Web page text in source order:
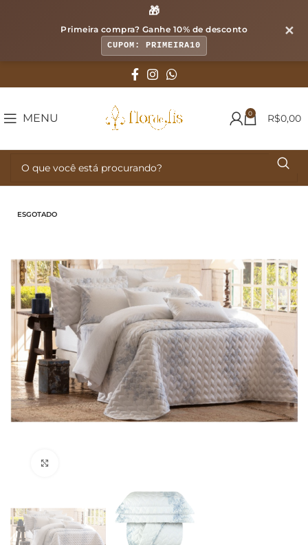
🎁
Primeira compra? Ganhe 10% de desconto
CUPOM: PRIMEIRA10
✕
MENU 0 R$0,00
ESGOTADO